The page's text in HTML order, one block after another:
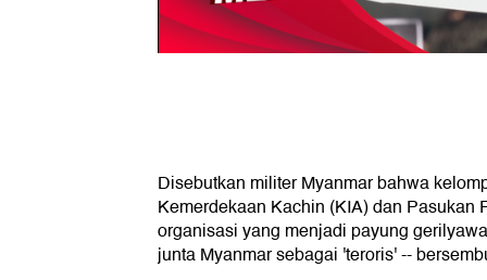
Disebutkan militer Myanmar bahwa
Kemerdekaan Kachin (KIA) dan Pasukan
organisasi yang menjadi payung
junta Myanmar sebagai 'teroris' --